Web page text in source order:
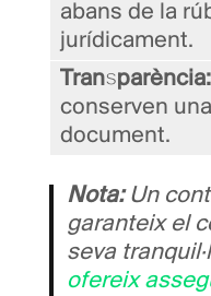
abans de la
jurídicament.
Transparència:
conserven
document.
Nota:Un
garanteix el
seva
ofereix